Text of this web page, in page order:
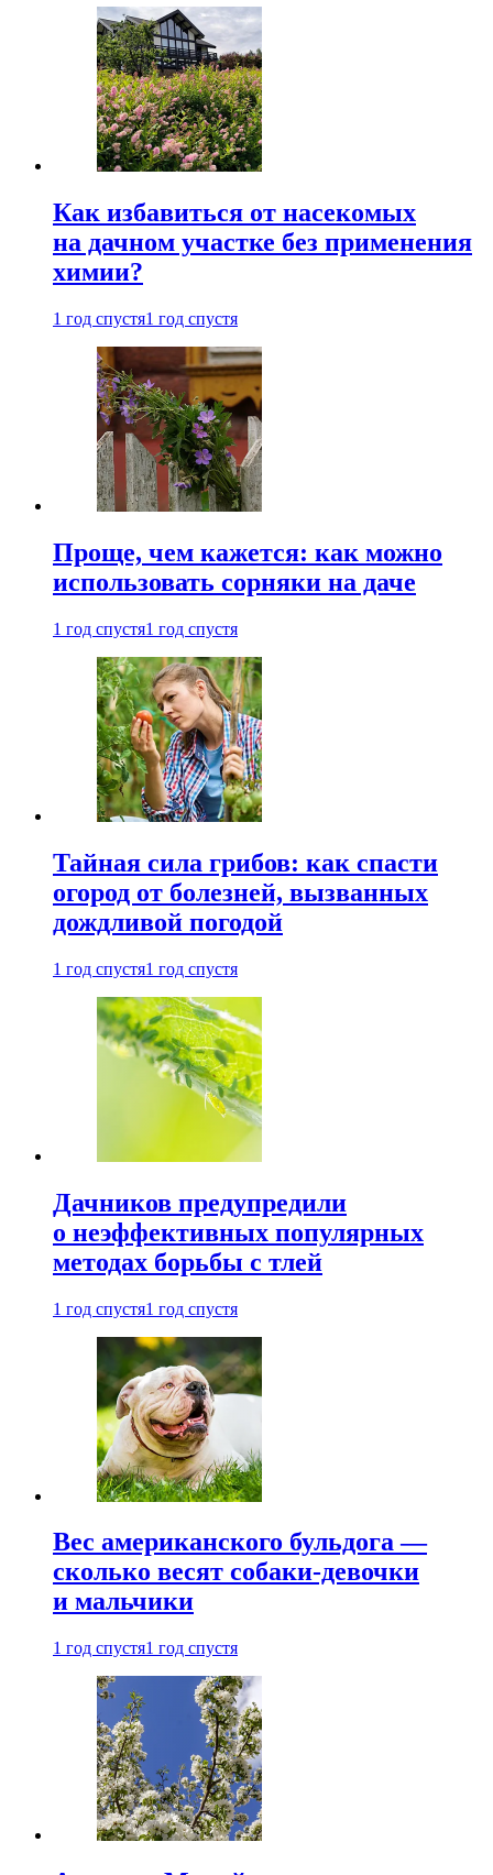
Как избавиться от насекомых
на дачном участке без применения
химии?
1 год спустя1 год спустя
Проще, чем кажется: как можно
использовать сорняки на даче
1 год спустя1 год спустя
Тайная сила грибов: как спасти
огород от болезней, вызванных
дождливой погодой
1 год спустя1 год спустя
Дачников предупредили
о неэффективных популярных
методах борьбы с тлей
1 год спустя1 год спустя
Вес американского бульдога —
сколько весят собаки-девочки
и мальчики
1 год спустя1 год спустя